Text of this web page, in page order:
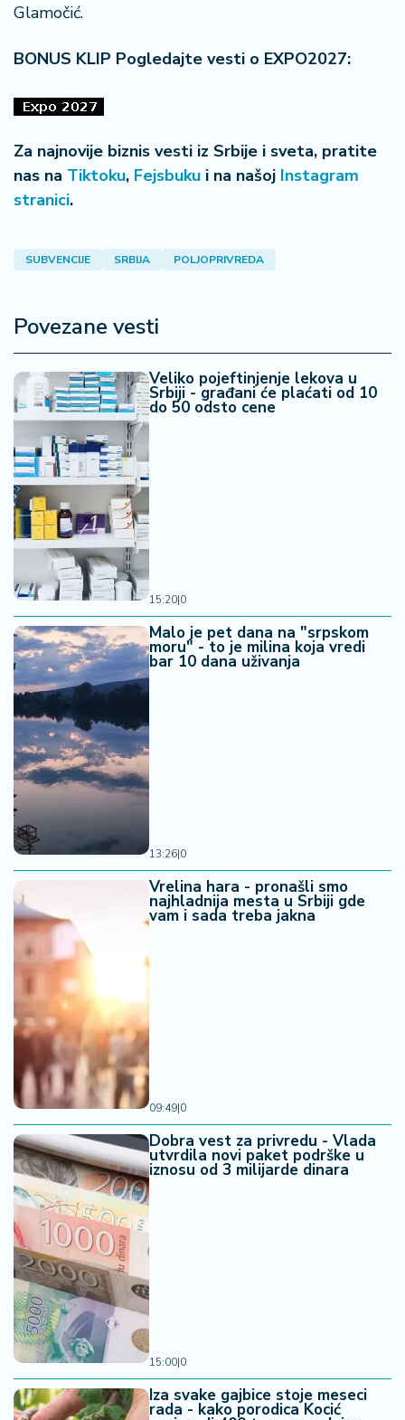
Glamočić.
BONUS KLIP Pogledajte vesti o EXPO2027:
Za najnovije biznis vesti iz Srbije i sveta, pratite
nas na Tiktoku, Fejsbuku i na našoj Instagram
stranici.
SUBVENCIJE SRBIJA POLJOPRIVREDA
Povezane vesti
Veliko pojeftinjenje lekova u
Srbiji - građani će plaćati od 10
do 50 odsto cene
15:20|0
Malo je pet dana na "srpskom
moru" - to je milina koja vredi
bar 10 dana uživanja
13:26|0
Vrelina hara - pronašli smo
najhladnija mesta u Srbiji gde
vam i sada treba jakna
09:49|0
Dobra vest za privredu - Vlada
utvrdila novi paket podrške u
iznosu od 3 milijarde dinara
15:00|0
Iza svake gajbice stoje meseci
rada - kako porodica Kocić